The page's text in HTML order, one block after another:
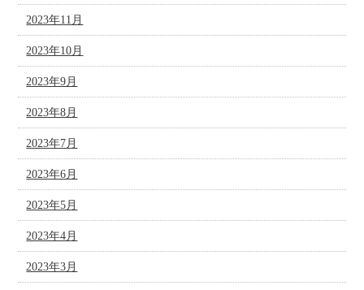
2023年11月
2023年10月
2023年9月
2023年8月
2023年7月
2023年6月
2023年5月
2023年4月
2023年3月